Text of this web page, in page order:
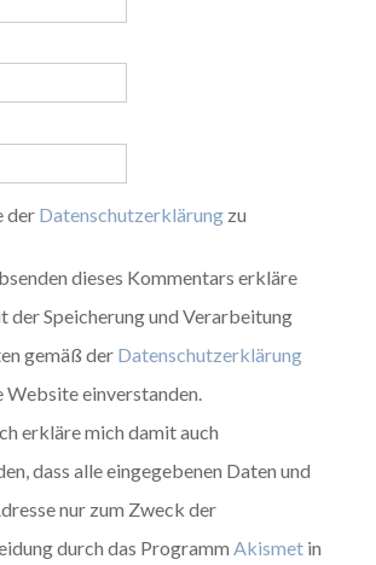
der Datenschutzerklärung zu
dieses Kommentars erkläre
der Speicherung und Verarbeitung
gemäß der Datenschutzerklärung
Website einverstanden.
erkläre mich damit auch
dass alle eingegebenen Daten und
nur zum Zweck der
durch das Programm Akismet in